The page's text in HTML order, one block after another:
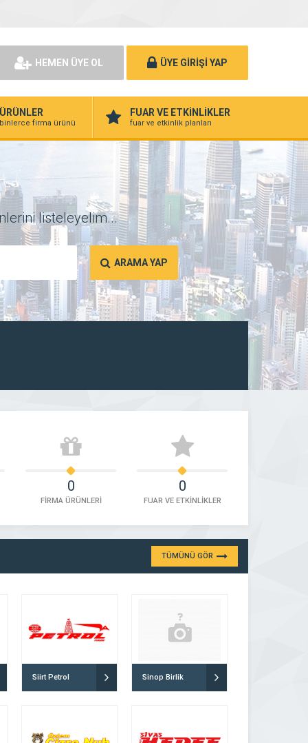
HEMEN ÜYE OL ÜYE GİRİŞİ YAP
ÜRÜNLER
binlerce firma ürünü
FUAR VE ETKİNLİKLER
fuar ve etkinlik planları
listeleyelim...
ARAMA YAP
0
FİRMA ÜRÜNLERİ
0
FUAR VE ETKİNLİKLER
TÜMÜNÜ GÖR
Siirt Petrol Sinop Birlik